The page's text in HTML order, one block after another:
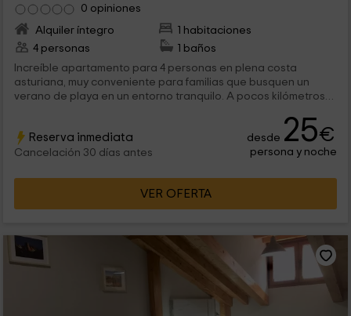
0 opiniones
Alquiler íntegro
1 habitaciones
4 personas
1 baños
Increíble apartamento para 4 personas en plena costa
asturiana, muy conveniente para familias que busquen un
verano de playa en un entorno tranquilo. A pocos kilómetros
entorno de mar, monumentos y montañas. Tenemos en el
complejo un excelente spa con todo tipo de lujos antiestrés
propios de la hidroterapia. Con Wi-Fi en todas las estancias
calentito por si vienes en invierno. Un plan rural magnífico, ¿o
Reserva inmediata
Cancelación 30 días antes
desde 25€
persona y noche
VER OFERTA